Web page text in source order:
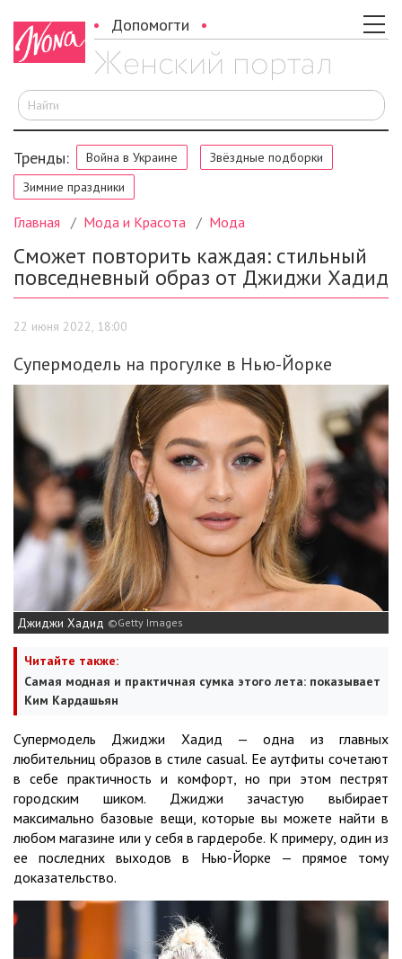
Допомогти
Тренды: Война в Украине
Звёздные подборки
Зимние праздники
Главная Мода и Красота Мода
Сможет повторить каждая: стильный
повседневный образ от Джиджи Хадид
22 июня 2022, 18:00
Супермодель на прогулке в Нью-Йорке
Джиджи Хадид Getty Images
Читайте также:
Самая модная и практичная сумка этого лета: показывает
Ким Кардашьян
Супермодель Джиджи Хадид — одна из главных
любительниц образов в стиле casual. Ее аутфиты сочетают
в себе практичность и комфорт, но при этом пестрят
городским шиком. Джиджи зачастую выбирает
максимально базовые вещи, которые вы можете найти в
любом магазине или у себя в гардеробе. К примеру, один из
ее последних выходов в Нью-Йорке — прямое тому
доказательство.